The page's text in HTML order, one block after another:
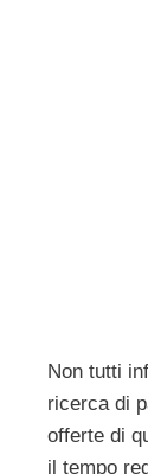
Non tutti
ricerca di
offerte di
il tempo